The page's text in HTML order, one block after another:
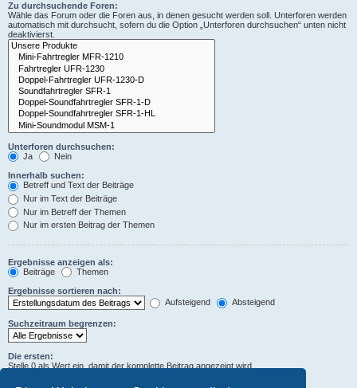
Zu durchsuchende Foren:
Wähle das Forum oder die Foren aus, in denen gesucht werden soll. Unterforen werden
automatisch mit durchsucht, sofern du die Option „Unterforen durchsuchen“ unten nicht
deaktivierst.
Unterforen durchsuchen:
Ja
Nein
Innerhalb suchen:
Betreff und Text der Beiträge
Nur im Text der Beiträge
Nur im Betreff der Themen
Nur im ersten Beitrag der Themen
Ergebnisse anzeigen als:
Beiträge
Themen
Ergebnisse sortieren nach:
Aufsteigend
Absteigend
Suchzeitraum begrenzen:
Die ersten:
Stelle 0 als Wert ein, damit der komplette Beitrag angezeigt wird.